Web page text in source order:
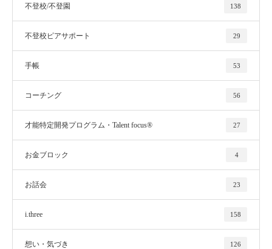
不登校/不登園 138
不登校ピアサポート 29
手帳 53
コーチング 56
才能特定開発プログラム・Talent focus® 27
お金ブロック 4
お話会 23
i.three 158
想い・気づき 126